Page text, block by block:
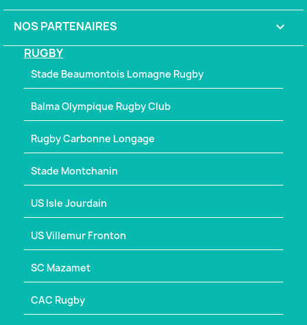
NOS PARTENAIRES 
RUGBY
Stade Beaumontois Lomagne Rugby
Balma Olympique Rugby Club
Rugby Carbonne Longage
Stade Montchanin
US Isle Jourdain
US Villemur Fronton
SC Mazamet
CAC Rugby